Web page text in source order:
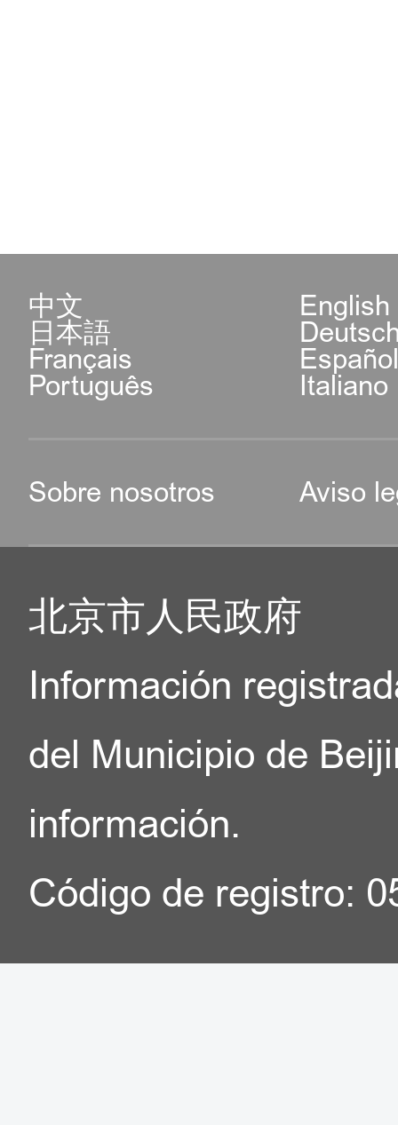
中文 English
日本語
Français
Português Italiano
Sobre nosotros Aviso
北京市人民政府
Información
del Municipio de
información.
Código de registro: